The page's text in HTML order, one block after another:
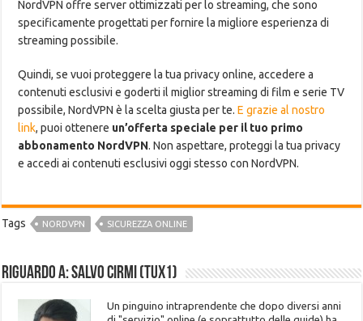
NordVPN offre server ottimizzati per lo streaming, che sono
specificamente progettati per fornire la migliore esperienza di
streaming possibile.
Quindi, se vuoi proteggere la tua privacy online, accedere a
contenuti esclusivi e goderti il ​​miglior streaming di film e serie TV
possibile, NordVPN è la scelta giusta per te.E grazie al nostro
link, puoi ottenere un’offerta speciale per il tuo primo
abbonamento NordVPN. Non aspettare, proteggi la tua privacy
e accedi ai contenuti esclusivi oggi stesso con NordVPN.
Tags NORDVPN SICUREZZA ONLINE
Riguardo a: Salvo Cirmi (Tux1)
Un pinguino intraprendente che dopo diversi anni